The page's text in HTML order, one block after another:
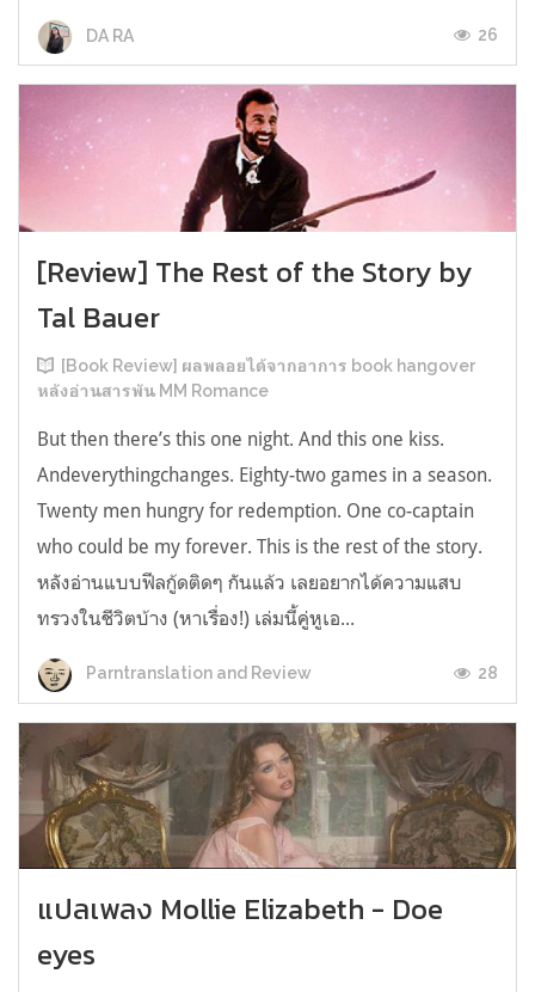
DA RA 26
[Review] The Rest of the Story by
Tal Bauer
[Book Review] ผลพลอยได้จากอาการ book hangover
หลังอ่านสารพัน MM Romance
But then there’s this one night. And this one kiss.
Andeverythingchanges. Eighty-two games in a season.
Twenty men hungry for redemption. One co-captain
who could be my forever. This is the rest of the story.
หลังอ่านแบบฟีลกู้ดติดๆ กันแล้ว เลยอยากได้ความแสบ
ทรวงในชีวิตบ้าง (หาเรื่อง!) เล่มนี้คู่หูเอ...
Parntranslation and Review 28
แปลเพลง Mollie Elizabeth - Doe
eyes